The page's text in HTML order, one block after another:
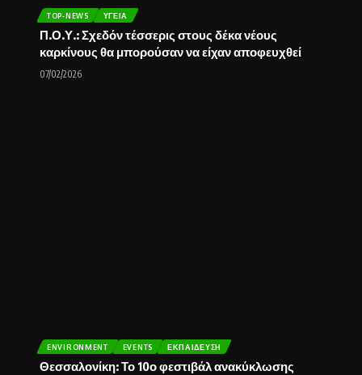
TOP-NEWS ΥΓΕΊΑ
Π.Ο.Υ.: Σχεδόν τέσσερις στους δέκα νέους
καρκίνους θα μπορούσαν να είχαν αποφευχθεί
07/02/2026
ENVIRONMENT EVENTS ΕΚΠΑΊΔΕΥΣΗ
Θεσσαλονίκη: Το 10ο φεστιβάλ ανακύκλωσης